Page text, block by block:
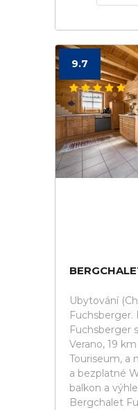
9.7
Ubytování
Fuchsberger
Verano, 19
Touriseum, a
a bezplatné
balkon a
Bergchalet